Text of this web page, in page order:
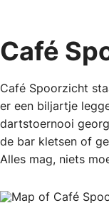
Café
Café Spoorzicht
er een biljartje
dartstoernooi
de bar kletsen of
Alles mag, niets